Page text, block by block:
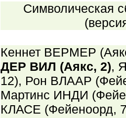
Символическая
Кеннет ВЕРМЕР
ДЕР ВИЛ (Аякс, 2),
12), Рон ВЛААР
Мартинс ИНДИ
КЛАСЕ (Фейеноорд,